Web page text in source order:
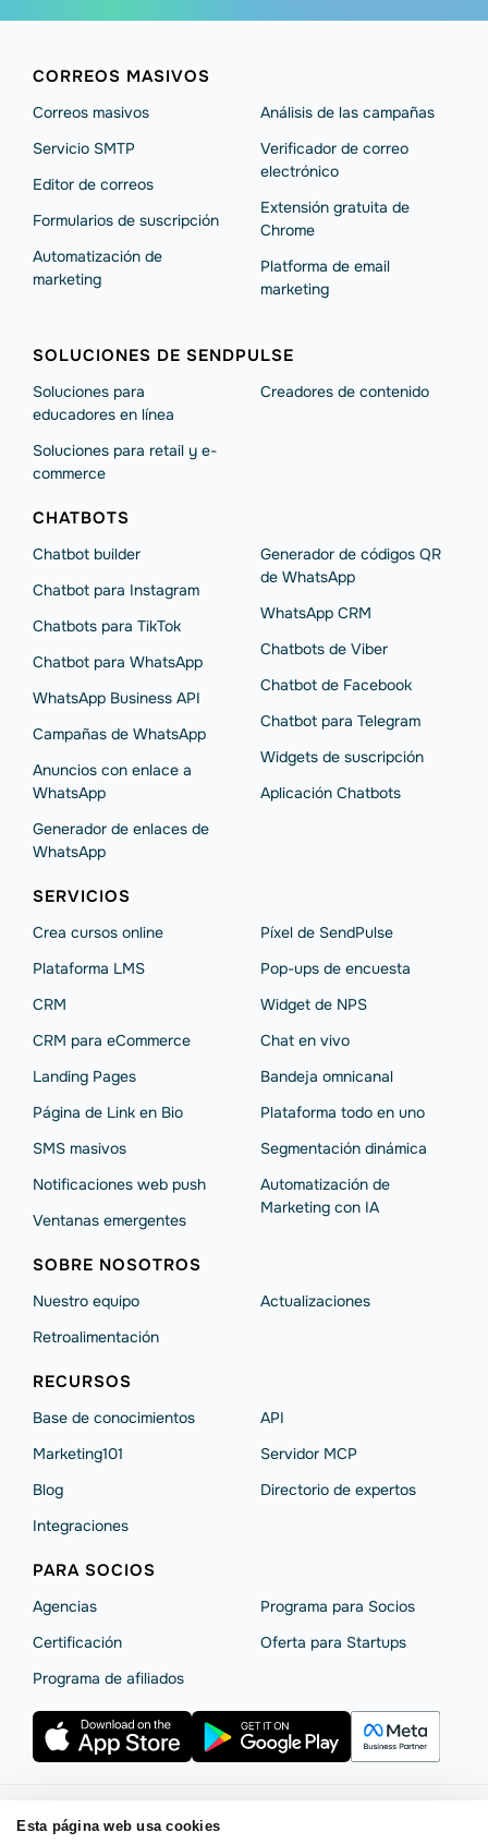
Esta página web usa cookies
CORREOS MASIVOS
Correos masivos
Servicio SMTP
Editor de correos
Formularios de suscripción
Automatización de
marketing
Análisis de las campañas
Verificador de correo
electrónico
Extensión gratuita de
Chrome
Platforma de email
marketing
SOLUCIONES DE SENDPULSE
Soluciones para
educadores en línea
Soluciones para retail y e-
commerce
Creadores de contenido
CHATBOTS
Chatbot builder
Chatbot para Instagram
Chatbots para TikTok
Chatbot para WhatsApp
WhatsApp Business API
Campañas de WhatsApp
Anuncios con enlace a
WhatsApp
Generador de enlaces de
WhatsApp
Generador de códigos QR
de WhatsApp
WhatsApp CRM
Chatbots de Viber
Chatbot de Facebook
Chatbot para Telegram
Widgets de suscripción
Aplicación Chatbots
SERVICIOS
Crea cursos online
Plataforma LMS
CRM
CRM para eCommerce
Landing Pages
Página de Link en Bio
SMS masivos
Notificaciones web push
Ventanas emergentes
Píxel de SendPulse
Pop-ups de encuesta
Widget de NPS
Chat en vivo
Bandeja omnicanal
Plataforma todo en uno
Segmentación dinámica
Automatización de
Marketing con IA
SOBRE NOSOTROS
Nuestro equipo
Retroalimentación
Actualizaciones
RECURSOS
Base de conocimientos
Marketing101
Blog
Integraciones
API
Servidor MCP
Directorio de expertos
PARA SOCIOS
Agencias
Certificación
Programa de afiliados
Programa para Socios
Oferta para Startups
Términos de servicioPolítica de privacidad